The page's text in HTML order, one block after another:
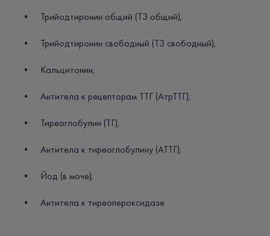
• Трийодтиронин общий (Т3 общий);
• Трийодтиронин свободный (Т3 свободный);
• Кальцитонин;
• Антитела к рецепторам ТТГ (АтрТТГ);
• Тиреоглобулин (ТГ);
• Антитела к тиреоглобулину (АТТГ);
• Йод (в моче);
• Антитела к тиреопероксидазе.